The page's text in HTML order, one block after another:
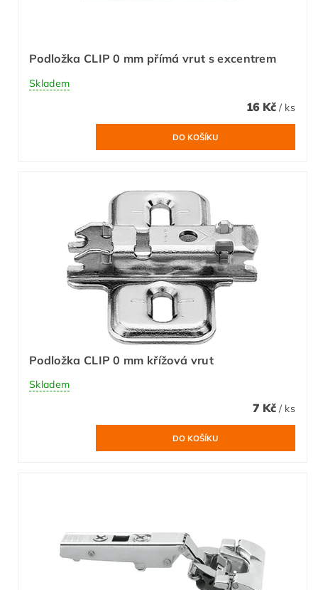
Podložka CLIP 0 mm přímá vrut s excentrem
Skladem
16 Kč / ks
Podložka CLIP 0 mm křížová vrut
Skladem
7 Kč / ks